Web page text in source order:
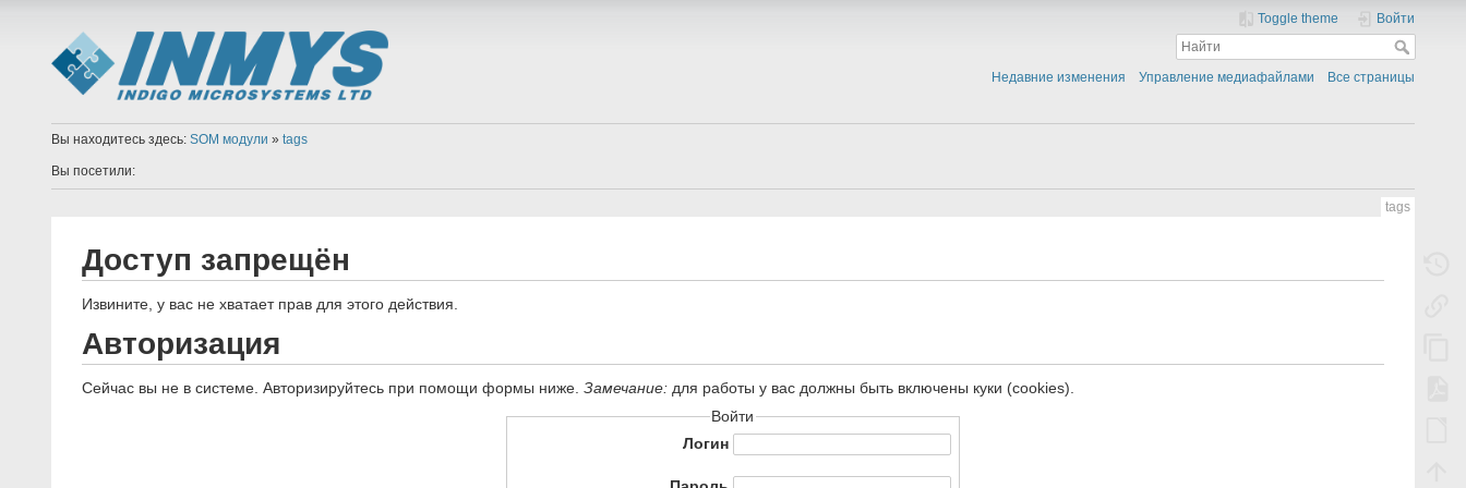
Toggle theme Войти
Недавние изменения Управление медиафайлами Все страницы
Вы находитесь здесь: SOM модули » tags
Вы посетили:
tags
Доступ запрещён
Извините, у вас не хватает прав для этого действия.
Авторизация
Сейчас вы не в системе. Авторизируйтесь при помощи формы ниже. Замечание:для работы у вас должны быть включены куки (cookies).
Войти
Логин